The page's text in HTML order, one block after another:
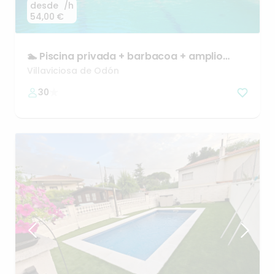
desde
54,00 €
/h
🏊 Piscina privada + barbacoa + amplio
jardín
Villaviciosa de Odón
30